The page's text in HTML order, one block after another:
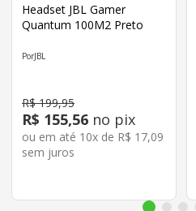
Headset JBL Gamer
Quantum 100M2 Preto
JBL
R$ 199,95
R$ 155,56 no pix
ou em até 10x de R$ 17,09
sem juros